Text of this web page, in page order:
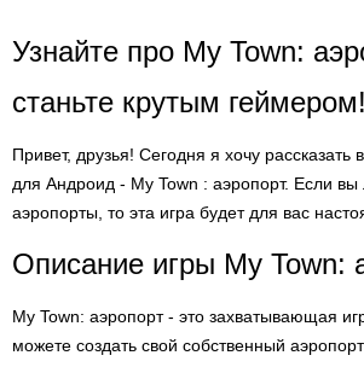
Узнайте про My Town:
станьте крутым геймером!
Привет, друзья! Сегодня я хочу рассказать
для Андроид - My Town : аэропорт. Если вы
аэропорты, то эта игра будет для вас
Описание игры My Town:
My Town: аэропорт - это захватывающая
можете создать свой собственный